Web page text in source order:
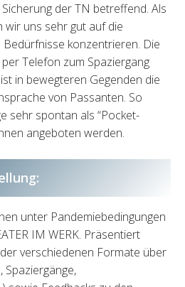
der TN betreffend. Als
wir uns sehr gut auf die
konzentrieren. Die
Telefon zum Spaziergang
in bewegteren Gegenden die
von Passanten. So
sehr spontan als “Pocket-
angeboten werden.
unter Pandemiebedingungen
IM WERK. Präsentiert
verschiedenen Formate über
Spaziergänge,